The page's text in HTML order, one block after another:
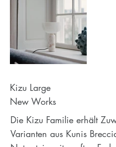
Kizu Large
New Works
Die Kizu Familie erhält
Varianten aus Kunis